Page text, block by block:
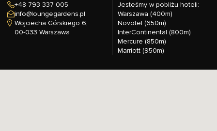
+48 793 337 005
info@loungegardens.pl
Wojciecha Górskiego 6,
00-033 Warszawa
Jesteśmy w pobliżu hoteli:
Warszawa (400m)
Novotel (650m)
InterContinental (800m)
Mercure (850m)
Marriott (950m)